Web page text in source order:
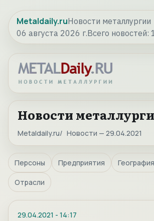
Metaldaily.ruНовости металлургии
06 августа 2026 г.Всего новостей:
Новости
Metaldaily.ru Новости — 29.04.2021
Персоны Предприятия География
Отрасли
29.04.2021 - 14:17